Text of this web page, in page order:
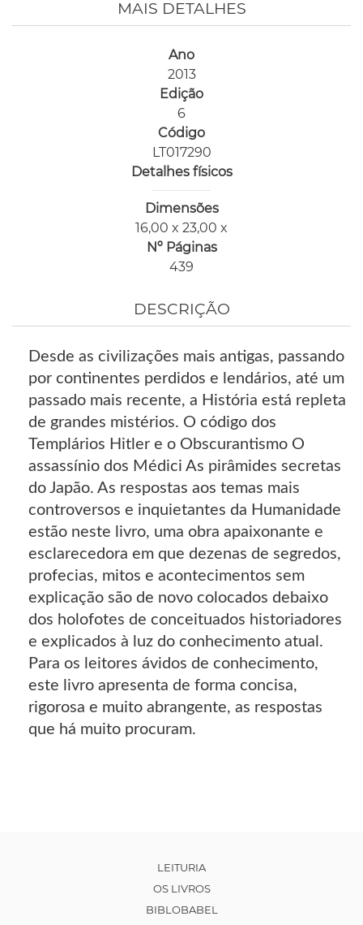
MAIS DETALHES
Ano
2013
Edição
6
Código
LT017290
Detalhes físicos
Dimensões
16,00 x 23,00 x
Nº Páginas
439
DESCRIÇÃO
Desde as civilizações mais antigas, passando
por continentes perdidos e lendários, até um
passado mais recente, a História está repleta
de grandes mistérios. O código dos
Templários Hitler e o Obscurantismo O
assassínio dos Médici As pirâmides secretas
do Japão. As respostas aos temas mais
controversos e inquietantes da Humanidade
estão neste livro, uma obra apaixonante e
esclarecedora em que dezenas de segredos,
profecias, mitos e acontecimentos sem
explicação são de novo colocados debaixo
dos holofotes de conceituados historiadores
e explicados à luz do conhecimento atual.
Para os leitores ávidos de conhecimento,
este livro apresenta de forma concisa,
rigorosa e muito abrangente, as respostas
que há muito procuram.
LEITURIA
OS LIVROS
BIBLOBABEL